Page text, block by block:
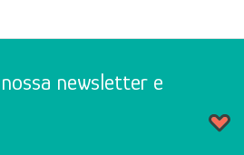
newsletter e